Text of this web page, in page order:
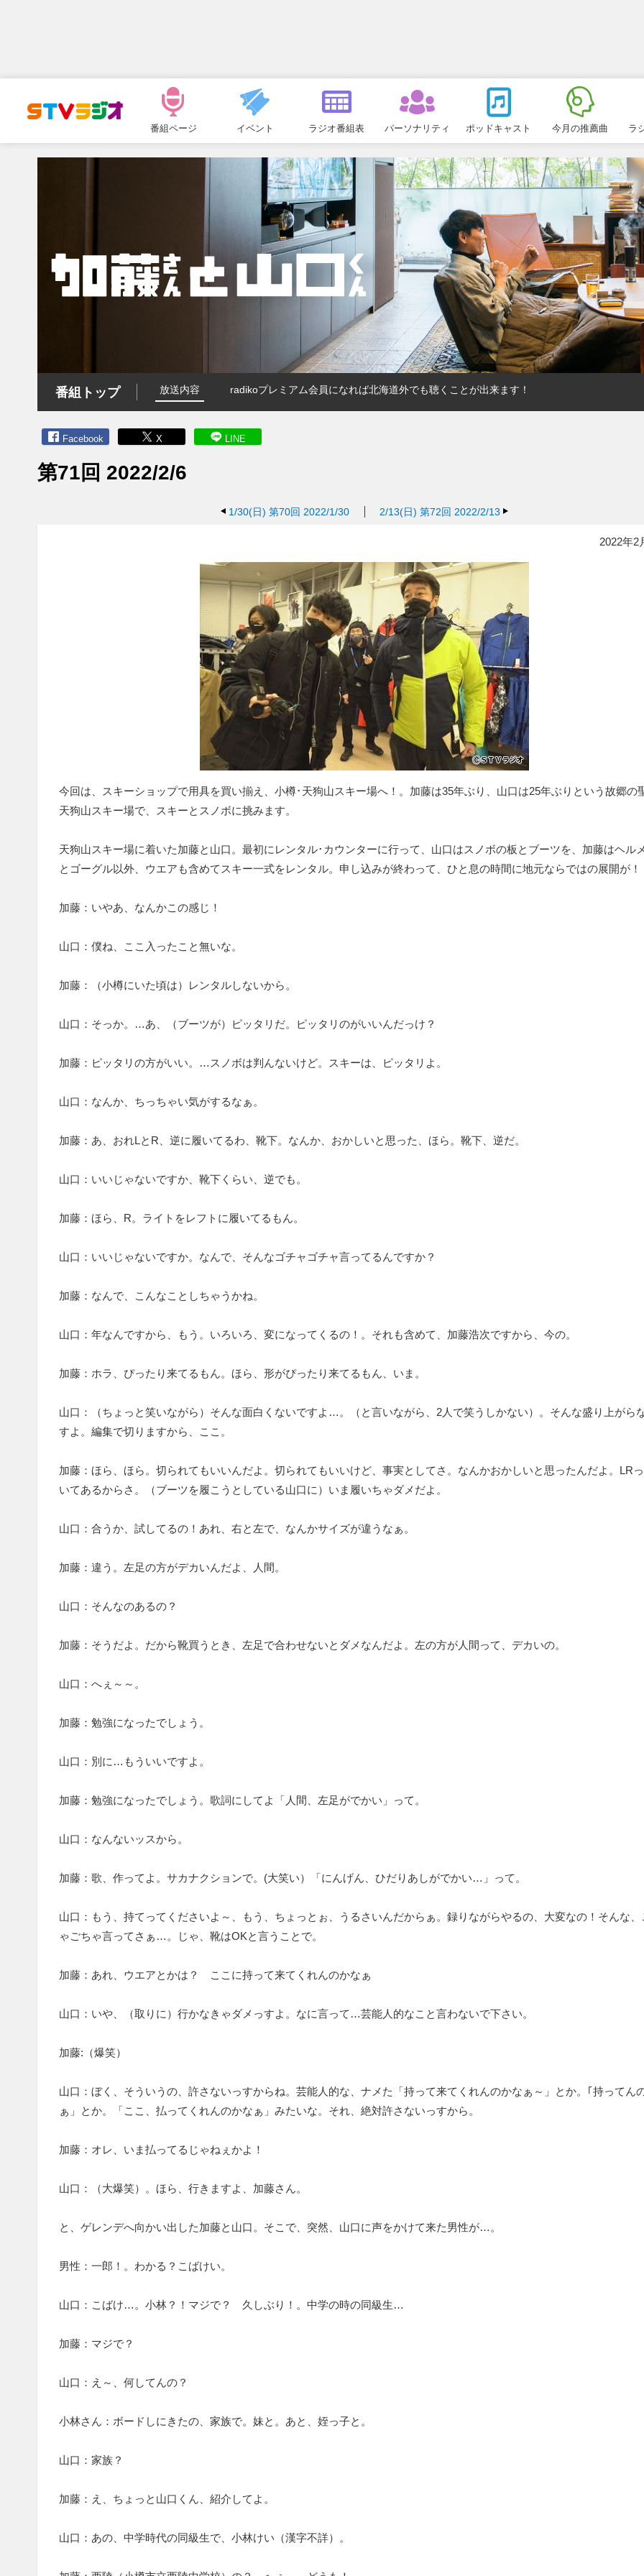
ュ
番組ページ イベント ラジオ番組表 パーソナリティ ポッドキャスト 今月の推薦曲 ラ
番組トップ 放送内容 radikoプレミアム会員になれば北海道外でも聴くことが出来ます！
Facebook X LINE
第71回 2022/2/6
1/30(日) 第70回 2022/1/30 2/13(日) 第72回 2022/2/13
2022年2
今回は、スキーショップで用具を買い揃え、小樽･天狗山スキー場へ！。加藤は35年ぶり、山口は25年ぶりという故郷の
天狗山スキー場で、スキーとスノボに挑みます。
天狗山スキー場に着いた加藤と山口。最初にレンタル･カウンターに行って、山口はスノボの板とブーツを、加藤はヘル
とゴーグル以外、ウエアも含めてスキー一式をレンタル。申し込みが終わって、ひと息の時間に地元ならではの展開が！
加藤：いやあ、なんかこの感じ！
山口：僕ね、ここ入ったこと無いな。
加藤：（小樽にいた頃は）レンタルしないから。
山口：そっか。…あ、（ブーツが）ピッタリだ。ピッタリのがいいんだっけ？
加藤：ピッタリの方がいい。…スノボは判んないけど。スキーは、ピッタリよ。
山口：なんか、ちっちゃい気がするなぁ。
加藤：あ、おれLとR、逆に履いてるわ、靴下。なんか、おかしいと思った、ほら。靴下、逆だ。
山口：いいじゃないですか、靴下くらい、逆でも。
加藤：ほら、R。ライトをレフトに履いてるもん。
山口：いいじゃないですか。なんで、そんなゴチャゴチャ言ってるんですか？
加藤：なんで、こんなことしちゃうかね。
山口：年なんですから、もう。いろいろ、変になってくるの！。それも含めて、加藤浩次ですから、今の。
加藤：ホラ、ぴったり来てるもん。ほら、形がぴったり来てるもん、いま。
山口：（ちょっと笑いながら）そんな面白くないですよ…。（と言いながら、2人で笑うしかない）。そんな盛り上がら
すよ。編集で切りますから、ここ。
加藤：ほら、ほら。切られてもいいんだよ。切られてもいいけど、事実としてさ。なんかおかしいと思ったんだよ。LR
いてあるからさ。（ブーツを履こうとしている山口に）いま履いちゃダメだよ。
山口：合うか、試してるの！あれ、右と左で、なんかサイズが違うなぁ。
加藤：違う。左足の方がデカいんだよ、人間。
山口：そんなのあるの？
加藤：そうだよ。だから靴買うとき、左足で合わせないとダメなんだよ。左の方が人間って、デカいの。
山口：へぇ～～。
加藤：勉強になったでしょう。
山口：別に…もういいですよ。
加藤：勉強になったでしょう。歌詞にしてよ「人間、左足がでかい」って。
山口：なんないッスから。
加藤：歌、作ってよ。サカナクションで。(大笑い）「にんげん、ひだりあしがでかい…」って。
山口：もう、持てってくださいよ～、もう、ちょっとぉ、うるさいんだからぁ。録りながらやるの、大変なの！そんな、
ゃごちゃ言ってさぁ…。じゃ、靴はOKと言うことで。
加藤：あれ、ウエアとかは？ ここに持って来てくれんのかなぁ
山口：いや、（取りに）行かなきゃダメっすよ。なに言って…芸能人的なこと言わないで下さい。
加藤:（爆笑）
山口：ぼく、そういうの、許さないっすからね。芸能人的な、ナメた「持って来てくれんのかなぁ～」とか。｢持ってん
ぁ」とか。「ここ、払ってくれんのかなぁ」みたいな。それ、絶対許さないっすから。
加藤：オレ、いま払ってるじゃねぇかよ！
山口：（大爆笑）。ほら、行きますよ、加藤さん。
と、ゲレンデへ向かい出した加藤と山口。そこで、突然、山口に声をかけて来た男性が…。
男性：一郎！。わかる？こばけい。
山口：こばけ…。小林？！マジで？ 久しぶり！。中学の時の同級生…
加藤：マジで？
山口：え～、何してんの？
小林さん：ボードしにきたの、家族で。妹と。あと、姪っ子と。
山口：家族？
加藤：え、ちょっと山口くん、紹介してよ。
山口：あの、中学時代の同級生で、小林けい（漢字不詳）。